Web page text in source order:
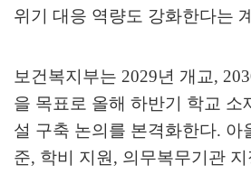
위기 대응 역량도 강화한다는
보건복지부는 2029년 개교,
을 목표로 올해 하반기 학교 소
설 구축 논의를 본격화한다. 아
준, 학비 지원 , 의무복무기관